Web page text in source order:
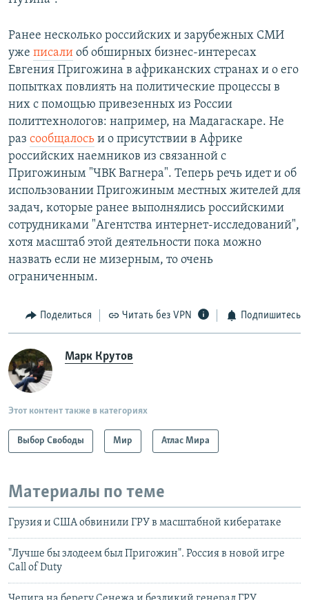
Ранее несколько российских и зарубежных СМИ
уже писали об обширных бизнес-интересах
Евгения Пригожина в африканских странах и о его
попытках повлиять на политические процессы в
них с помощью привезенных из России
политтехнологов: например, на Мадагаскаре. Не
раз сообщалось и о присутствии в Африке
российских наемников из связанной с
Пригожиным "ЧВК Вагнера". Теперь речь идет и об
использовании Пригожиным местных жителей для
задач, которые ранее выполнялись российскими
сотрудниками "Агентства интернет-исследований",
хотя масштаб этой деятельности пока можно
назвать если не мизерным, то очень
ограниченным.
Поделиться Читать без VPN Подпишитесь
Марк Крутов
Этот контент также в категориях
Выбор Свободы Мир Атлас Мира
Материалы по теме
Грузия и США обвинили ГРУ в масштабной кибератаке
"Лучше бы злодеем был Пригожин". Россия в новой игре
Call of Duty